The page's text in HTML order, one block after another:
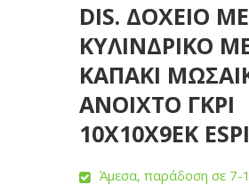
DIS. ΔΟΧΕΙΟ
ΚΥΛΙΝΔΡΙΚΟ
ΚΑΠΑΚΙ
ΑΝΟΙΧΤΟ ΓΚΡΙ
10Χ10Χ9ΕΚ
Άμεσα, παράδοση σε 7-